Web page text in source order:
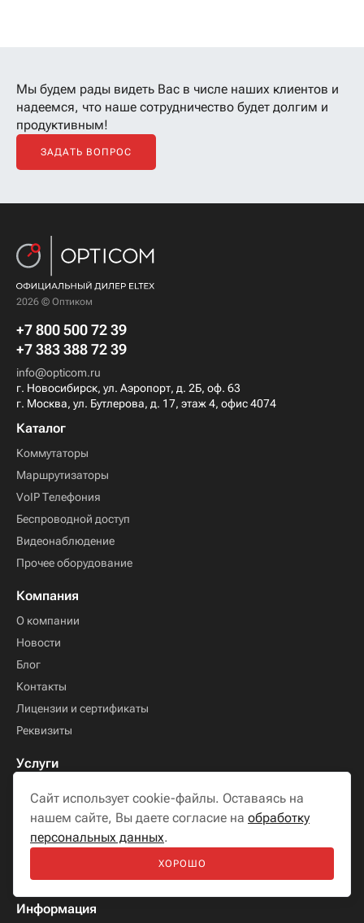
Мы будем рады видеть Вас в числе наших клиентов и
надеемся, что наше сотрудничество будет долгим и
продуктивным!
ЗАДАТЬ ВОПРОС
2026 © Оптиком
+7 800 500 72 39
+7 383 388 72 39
info@opticom.ru
г. Новосибирск, ул. Аэропорт, д. 2Б, оф. 63
г. Москва, ул. Бутлерова, д. 17, этаж 4, офис 4074
Каталог
Коммутаторы
Маршрутизаторы
VoIP Телефония
Беспроводной доступ
Видеонаблюдение
Прочее оборудование
Компания
О компании
Новости
Блог
Контакты
Лицензии и сертификаты
Реквизиты
Услуги
Ремонт оборудования
Настройка оборудования
Регламент оказания технической поддержки
Регламент гарантийного обслуживания оборудования ELTEX
Информация
Сайт использует cookie-файлы. Оставаясь на
нашем сайте, Вы даете согласие на обработку
персональных данных.
ХОРОШО